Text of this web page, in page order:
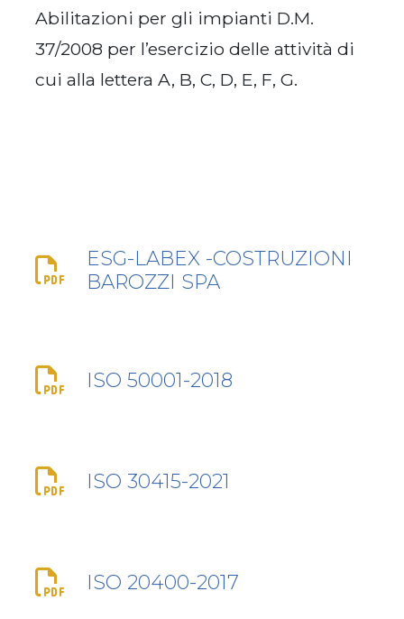
Abilitazioni per gli impianti D.M.
37/2008 per l’esercizio delle attività di
cui alla lettera A, B, C, D, E, F, G.
ESG-LABEX -COSTRUZIONI
BAROZZI SPA
ISO 50001-2018
ISO 30415-2021
ISO 20400-2017